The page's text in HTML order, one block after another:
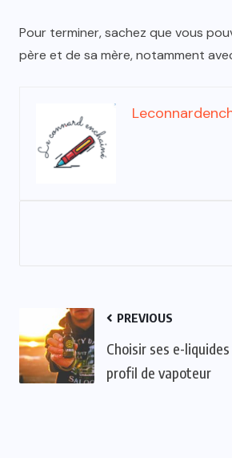
Pour terminer, sachez que vous
père et de sa mère, notamment
PREVIOUS
Choisir ses e-
profil de vapoteur